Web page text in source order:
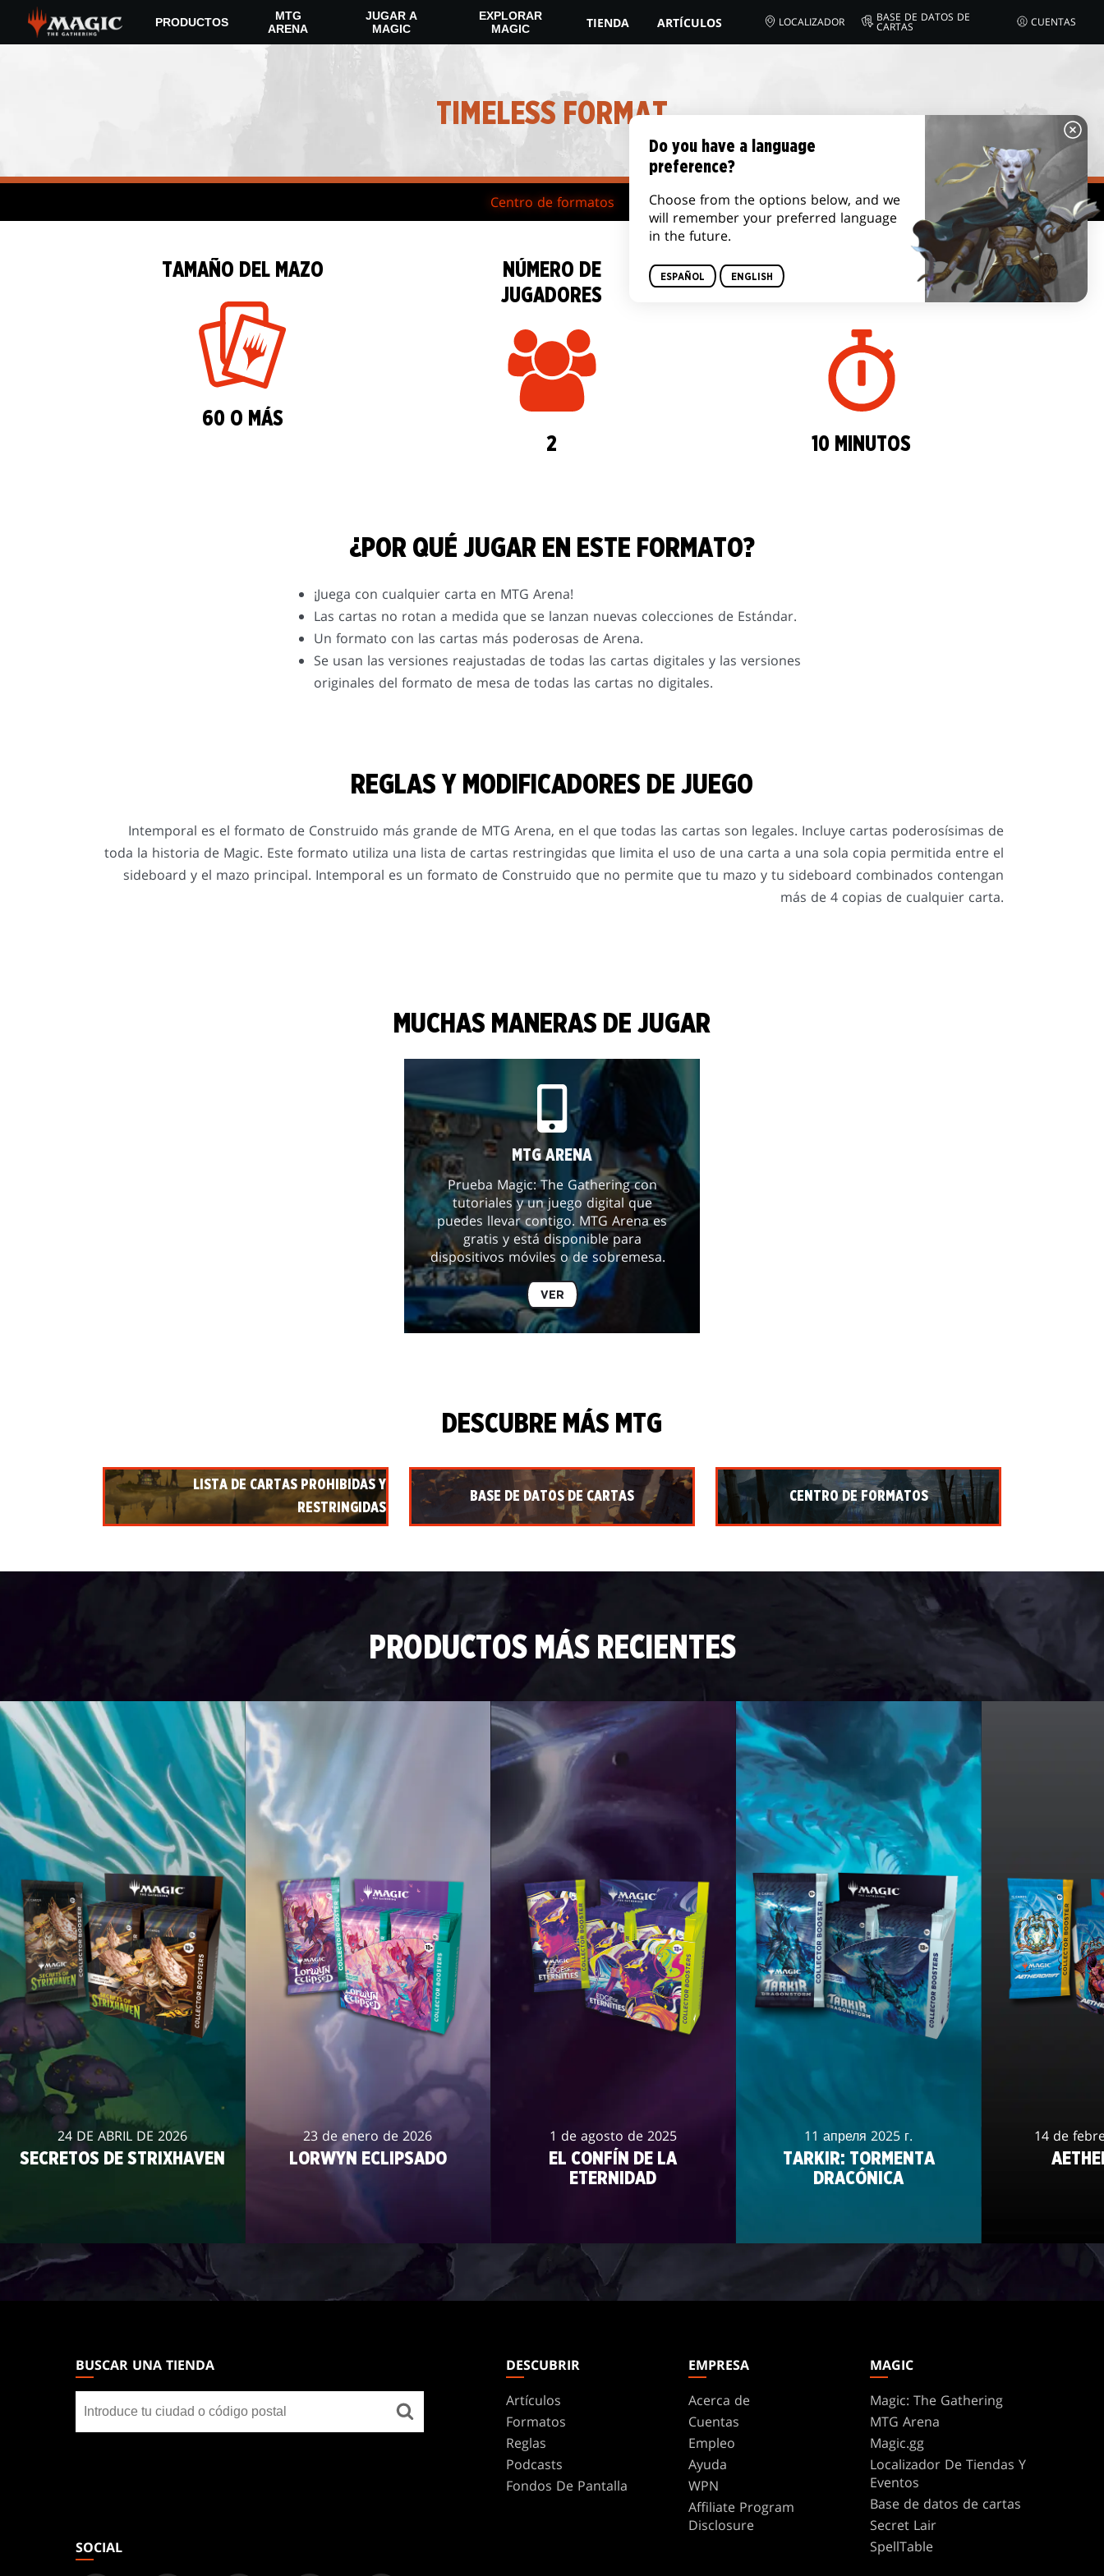
main
PRODUCTOS
MTG
ARENA
JUGAR A
MAGIC
EXPLORAR
MAGIC
TIENDA ARTÍCULOS LOCALIZADOR BASE DE DATOS DE
CARTAS CUENTAS
TIMELESS FORMAT
Centro de formatos
TAMAÑO DEL MAZO
60 O MÁS
NÚMERO DE
JUGADORES
2
DURACIÓN DE UN
10 MINUTOS
¿POR QUÉ JUGAR EN ESTE FORMATO?
¡Juega con cualquier carta en MTG Arena!
Las cartas no rotan a medida que se lanzan nuevas colecciones de Estándar.
Un formato con las cartas más poderosas de Arena.
Se usan las versiones reajustadas de todas las cartas digitales y las versiones
originales del formato de mesa de todas las cartas no digitales.
REGLAS Y MODIFICADORES DE JUEGO
Intemporal es el formato de Construido más grande de MTG Arena, en el que todas las cartas son legales. Incluye cartas poderosísimas de
toda la historia de Magic. Este formato utiliza una lista de cartas restringidas que limita el uso de una carta a una sola copia permitida entre el
sideboard y el mazo principal. Intemporal es un formato de Construido que no permite que tu mazo y tu sideboard combinados contengan
más de 4 copias de cualquier carta.
MUCHAS MANERAS DE JUGAR
MTG ARENA
Prueba Magic: The Gathering con
tutoriales y un juego digital que
puedes llevar contigo. MTG Arena es
gratis y está disponible para
dispositivos móviles o de sobremesa.
VER
DESCUBRE MÁS MTG
LISTA DE CARTAS PROHIBIDAS Y
RESTRINGIDAS
BASE DE DATOS DE CARTAS CENTRO DE FORMATOS
PRODUCTOS MÁS RECIENTES
24 DE ABRIL DE 2026
SECRETOS DE STRIXHAVEN
23 de enero de 2026
LORWYN ECLIPSADO
1 de agosto de 2025
EL CONFÍN DE LA
ETERNIDAD
11 апреля 2025 г.
TARKIR: TORMENTA
DRACÓNICA
14 de
GATHERINGBUSCAR UNA TIENDA
una
tienda
SOCIAL
DESCUBRIR
Artículos
Formatos
Reglas
Podcasts
Fondos De Pantalla
EMPRESA
Acerca de
Cuentas
Empleo
Ayuda
WPN
Affiliate Program
Disclosure
MAGIC
Magic: The Gathering
MTG Arena
Magic.gg
Localizador De Tiendas Y
Eventos
Base de datos de cartas
Secret Lair
SpellTable
Do you have a language
preference?
Choose from the options below, and we
will remember your preferred language
in the future.
ESPAÑOL ENGLISH